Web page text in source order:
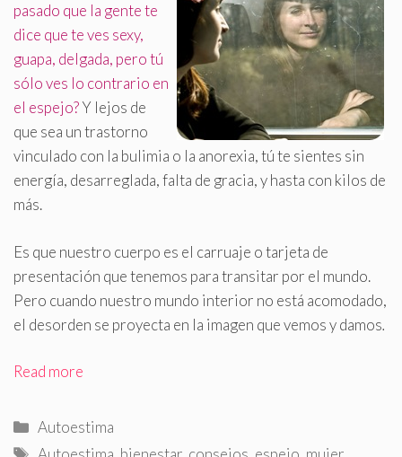
pasado que la gente te
dice que te ves sexy,
guapa, delgada, pero tú
sólo ves lo contrario en
el espejo?Y lejos de
que sea un trastorno
vinculado con la bulimia o la anorexia, tú te sientes sin
energía, desarreglada, falta de gracia, y hasta con kilos de
más.
Es que nuestro cuerpo es el carruaje o tarjeta de
presentación que tenemos para transitar por el mundo.
Pero cuando nuestro mundo interior no está acomodado,
el desorden se proyecta en la imagen que vemos y damos.
Read more
Categorías
Autoestima
Etiquetas